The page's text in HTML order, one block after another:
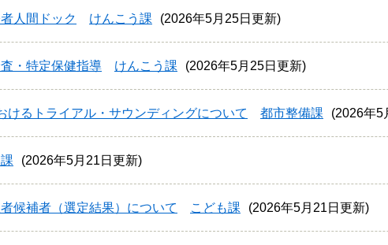
人間ドック けんこう課 2026年5月25日更新
・特定保健指導 けんこう課 2026年5月25日更新
けるトライアル・サウンディングについて 都市整備課 2026年5
2026年5月21日更新
候補者（選定結果）について こども課 2026年5月21日更新